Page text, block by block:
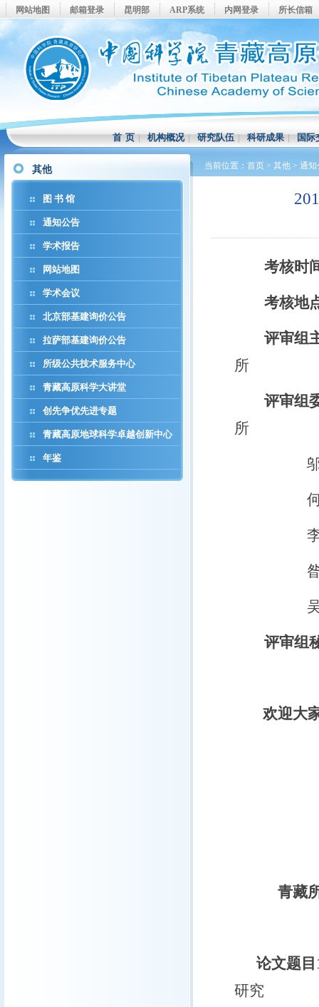
网站地图 邮箱登录 昆明部 ARP系统 内网登录 所长信箱
首 页|机构概况|研究队伍|科研成果|国际
其他
图 书 馆
通知公告
学术报告
网站地图
学术会议
北京部基建询价公告
拉萨部基建询价公告
所级公共技术服务中心
青藏高原科学大讲堂
创先争优先进专题
青藏高原地球科学卓越创新中心
年鉴
当前位置： 首页 > 其他 > 通知
考核时
考核地
评审组
所
评审组
所
邬光剑
何建坤
李伟星
昝金波
吴福莉
评审组
欢迎大家
青藏
论文题
研究